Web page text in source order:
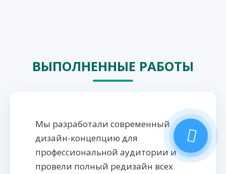
ВЫПОЛНЕННЫЕ РАБОТЫ
Мы разработали современный
дизайн-концепцию для
профессиональной аудитории и
провели полный редизайн всех